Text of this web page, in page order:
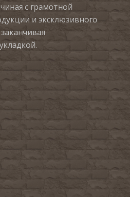
с грамотной
и эксклюзивного